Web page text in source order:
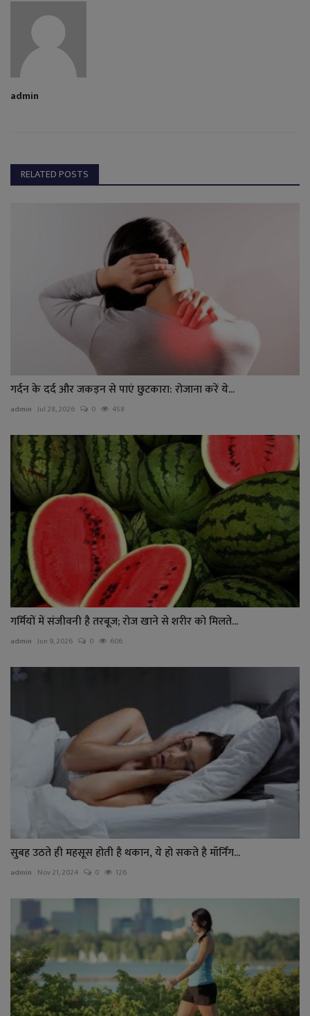
admin
RELATED POSTS
गर्दन के दर्द और जकड़न से पाएं छुटकारा: रोजाना करें ये...
admin Jul 28, 2026 0 458
गर्मियों में संजीवनी है तरबूज; रोज खाने से शरीर को मिलते...
admin Jun 9, 2026 0 606
सुबह उठते ही महसूस होती है थकान, ये हो सकते है मॉर्निंग...
admin Nov 21, 2024 0 126